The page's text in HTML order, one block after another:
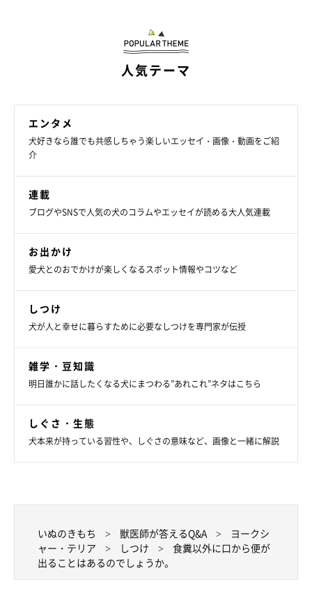
人気テーマ
エンタメ
犬好きなら誰でも共感しちゃう楽しいエッセイ・画像・動画をご紹
介
連載
ブログやSNSで人気の犬のコラムやエッセイが読める大人気連載
お出かけ
愛犬とのおでかけが楽しくなるスポット情報やコツなど
しつけ
犬が人と幸せに暮らすために必要なしつけを専門家が伝授
雑学・豆知識
明日誰かに話したくなる犬にまつわる”あれこれ”ネタはこちら
しぐさ・生態
犬本来が持っている習性や、しぐさの意味など、画像と一緒に解説
いぬのきもち 獣医師が答えるQ&A
ヨークシ
ャー・テリア
しつけ
食糞以外に口から便が
出ることはあるのでしょうか。